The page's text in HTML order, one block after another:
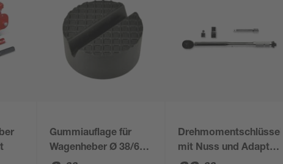
Gummiauflage für
Wagenheber Ø 38/65
Drehmomentschlüssel
mit Nuss und Adapter